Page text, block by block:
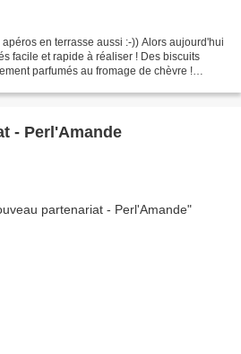
en terrasse aussi :-)) Alors aujourd'hui
facile et rapide à réaliser ! Des biscuits
parfumés au fromage de chèvre !
- Perl'Amande